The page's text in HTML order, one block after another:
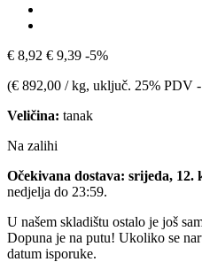
€ 8,92 € 9,39 -5%
(€ 892,00 / kg, uključ. 25% PDV -
Veličina: tanak
Na zalihi
Očekivana dostava: srijeda, 12.
nedjelja do 23:59.
U našem skladištu ostalo je još
Dopuna je na putu! Ukoliko se
datum isporuke.